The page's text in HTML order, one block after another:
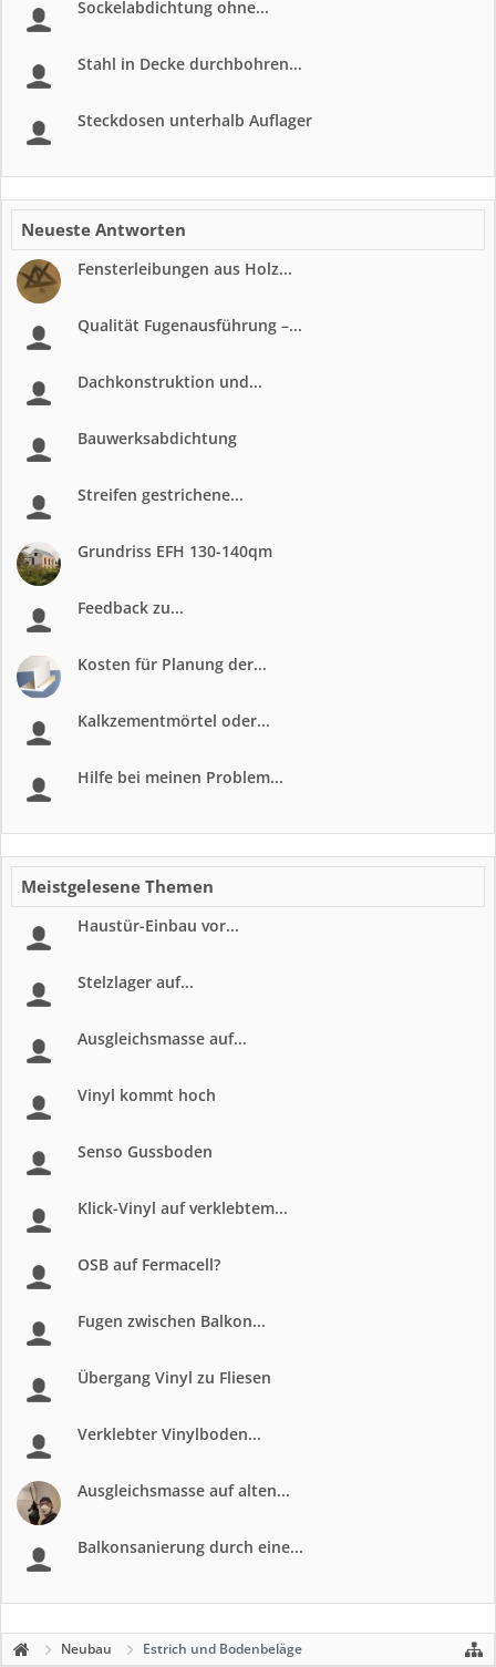
Sockelabdichtung ohne...
Stahl in Decke durchbohren...
Steckdosen unterhalb Auflager
Neueste Antworten
Fensterleibungen aus Holz...
Qualität Fugenausführung –...
Dachkonstruktion und...
Bauwerksabdichtung
Streifen gestrichene...
Grundriss EFH 130-140qm
Feedback zu...
Kosten für Planung der...
Kalkzementmörtel oder...
Hilfe bei meinen Problem...
Meistgelesene Themen
Haustür-Einbau vor...
Stelzlager auf...
Ausgleichsmasse auf...
Vinyl kommt hoch
Senso Gussboden
Klick-Vinyl auf verklebtem...
OSB auf Fermacell?
Fugen zwischen Balkon...
Übergang Vinyl zu Fliesen
Verklebter Vinylboden...
Ausgleichsmasse auf alten...
Balkonsanierung durch eine...
Neubau Estrich und Bodenbeläge